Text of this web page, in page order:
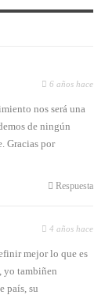
6 años hace
nos será una
de ningún
Gracias por
Respuesta
4 años hace
mejor lo que es
yo tambiñen
país, su